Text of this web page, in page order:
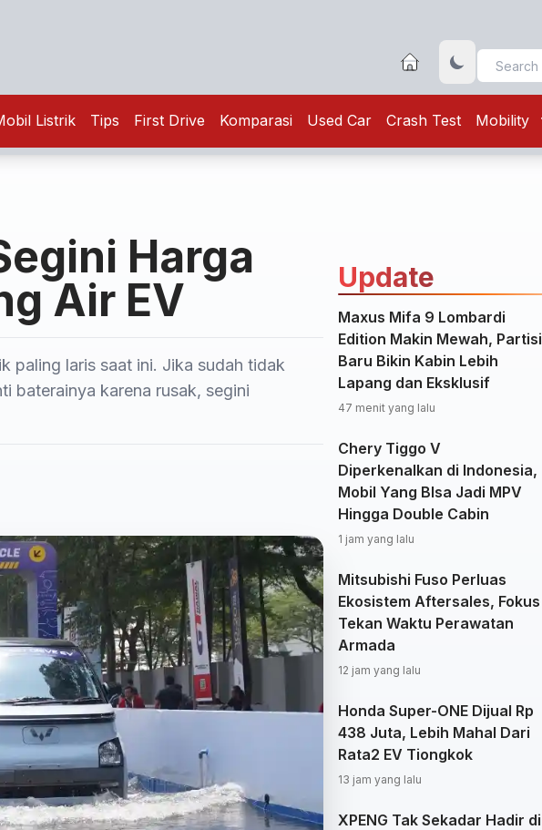
Listrik Tips First Drive Komparasi Used Car Crash Test Mobility
Harga
Air EV
paling laris saat ini. Jika sudah tidak
baterainya karena rusak, segini
Update
Maxus Mifa 9 Lombardi
Edition Makin Mewah, Partisi
Baru Bikin Kabin Lebih
Lapang dan Eksklusif
47 menit yang lalu
Chery Tiggo V
Diperkenalkan di Indonesia,
Mobil Yang BIsa Jadi MPV
Hingga Double Cabin
1 jam yang lalu
Mitsubishi Fuso Perluas
Ekosistem Aftersales, Fokus
Tekan Waktu Perawatan
Armada
12 jam yang lalu
Honda Super-ONE Dijual Rp
438 Juta, Lebih Mahal Dari
Rata2 EV Tiongkok
13 jam yang lalu
XPENG Tak Sekadar Hadir di